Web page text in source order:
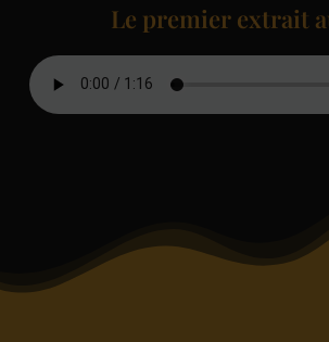
Le premier extrait